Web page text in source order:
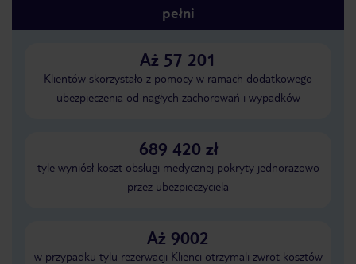
pełni
Aż 57 201
Klientów skorzystało z pomocy w ramach dodatkowego
ubezpieczenia od nagłych zachorowań i wypadków
689 420 zł
tyle wyniósł koszt obsługi medycznej pokryty jednorazowo
przez ubezpieczyciela
Aż 9002
w przypadku tylu rezerwacji Klienci otrzymali zwrot kosztów